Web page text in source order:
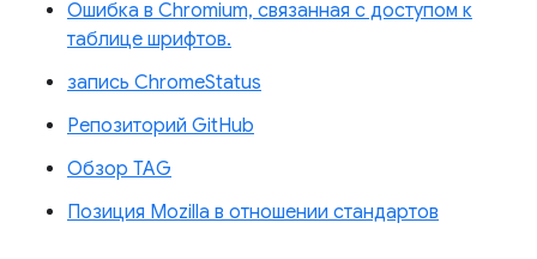
Ошибка в Chromium, связанная с доступом к
таблице шрифтов.
запись ChromeStatus
Репозиторий GitHub
Обзор TAG
Позиция Mozilla в отношении стандартов